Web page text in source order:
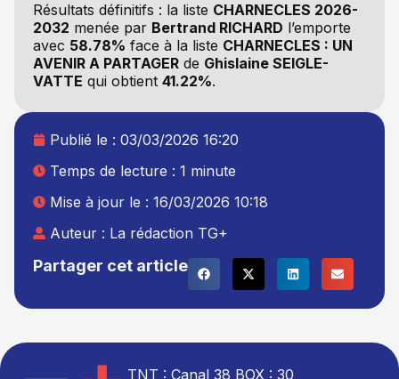
Résultats définitifs : la liste CHARNECLES 2026-
2032 menée par Bertrand RICHARD l’emporte
avec 58.78% face à la liste CHARNECLES : UN
AVENIR A PARTAGERde Ghislaine SEIGLE-
VATTE qui obtient 41.22%.
Partager cet article
Publié le : 03/03/2026 16:20
Temps de lecture : 1 minute
Mise à jour le : 16/03/2026 10:18
Auteur : La rédaction TG+
TNT : Canal 38 BOX : 30